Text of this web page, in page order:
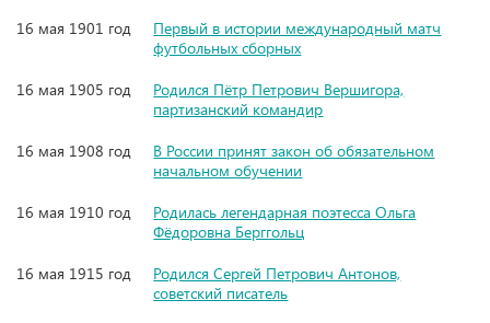
16 мая 1901 год
Первый в истории международный матч
футбольных сборных
16 мая 1905 год
Родился Пётр Петрович Вершигора,
партизанский командир
16 мая 1908 год
В России принят закон об обязательном
начальном обучении
16 мая 1910 год
Родилась легендарная поэтесса Ольга
Фёдоровна Берггольц
16 мая 1915 год
Родился Сергей Петрович Антонов,
советский писатель